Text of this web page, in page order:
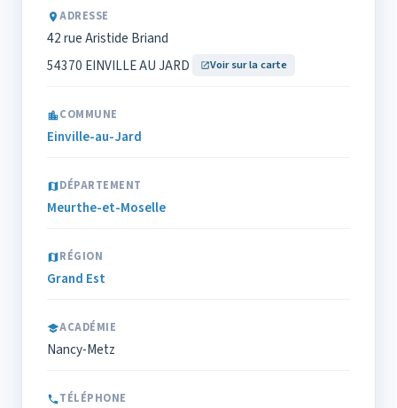
ADRESSE
42 rue Aristide Briand
54370 EINVILLE AU JARD
Voir sur la carte
COMMUNE
Einville-au-Jard
DÉPARTEMENT
Meurthe-et-Moselle
RÉGION
Grand Est
ACADÉMIE
Nancy-Metz
TÉLÉPHONE